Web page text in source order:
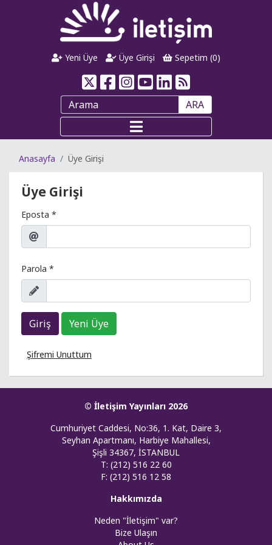
Yeni Üye Üye Girişi Sepetim (0)
ARA
Anasayfa Üye Girişi
Üye Girişi
Eposta *
Parola *
Giriş Yeni Üye
Şifremi Unuttum
© İletişim Yayınları 2026
Cumhuriyet Caddesi, No:36, 1. Kat, Daire 3,
Seyhan Apartmanı, Harbiye Mahallesi,
Şişli 34367, İSTANBUL
T: (212) 516 22 60
F: (212) 516 12 58
Hakkımızda
Neden "İletişim" var?
Bize Ulaşın